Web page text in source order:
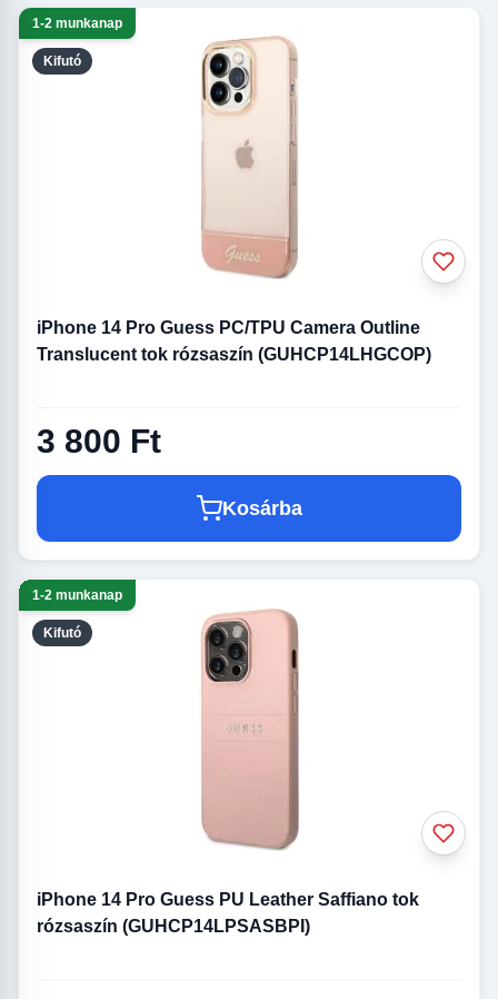
Kifutó
1-2 munkanap
iPhone 14 Pro Guess PC/TPU Camera Outline
Translucent tok rózsaszín (GUHCP14LHGCOP)
3 800 Ft
Kosárba
Kifutó
1-2 munkanap
iPhone 14 Pro Guess PU Leather Saffiano tok
rózsaszín (GUHCP14LPSASBPI)